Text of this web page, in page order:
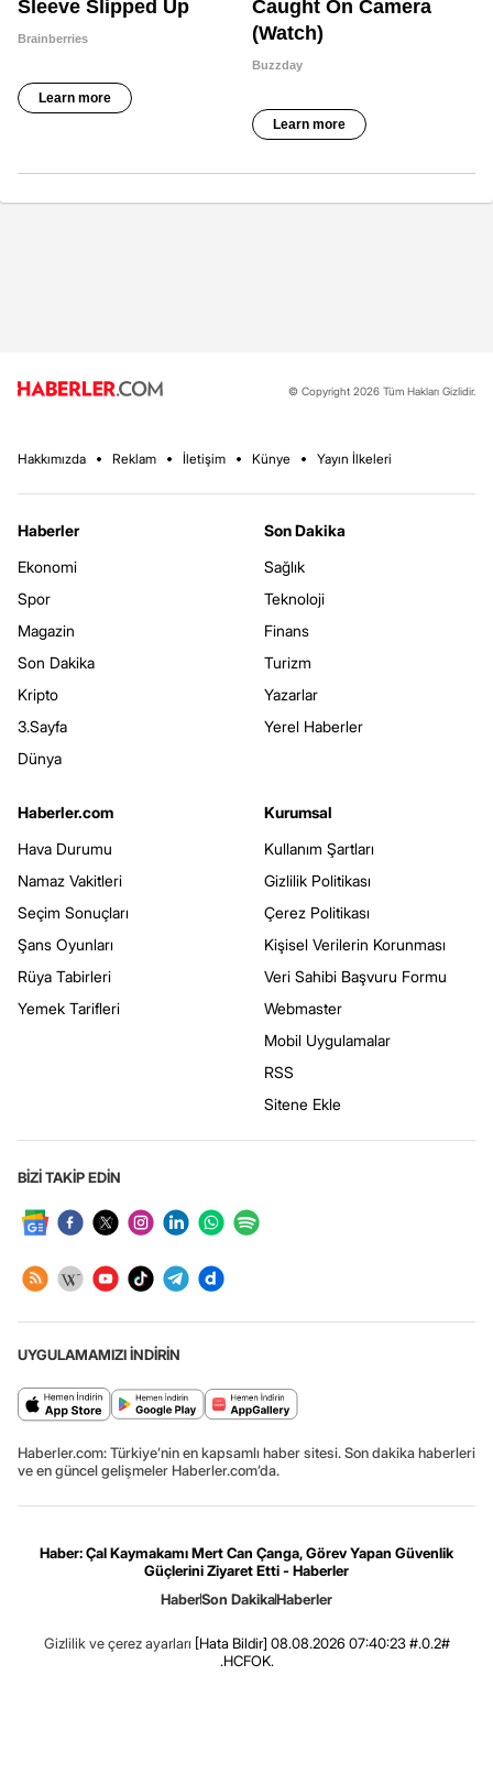
© Copyright 2026 Tüm Hakları Gizlidir.
Hakkımızda Reklam İletişim Künye Yayın İlkeleri
Haberler
Ekonomi
Spor
Magazin
Son Dakika
Kripto
3.Sayfa
Dünya
Son Dakika
Sağlık
Teknoloji
Finans
Turizm
Yazarlar
Yerel Haberler
Haberler.com
Hava Durumu
Namaz Vakitleri
Seçim Sonuçları
Şans Oyunları
Rüya Tabirleri
Yemek Tarifleri
Kurumsal
Kullanım Şartları
Gizlilik Politikası
Çerez Politikası
Kişisel Verilerin Korunması
Veri Sahibi Başvuru Formu
Webmaster
Mobil Uygulamalar
RSS
Sitene Ekle
BİZİ TAKİP EDİN
UYGULAMAMIZI İNDİRİN
Haberler.com: Türkiye’nin en kapsamlı haber sitesi. Son dakika haberleri
ve en güncel gelişmeler Haberler.com’da.
Haber: Çal Kaymakamı Mert Can Çanga, Görev Yapan Güvenlik
Güçlerini Ziyaret Etti - Haberler
HaberSon DakikaHaberler
Gizlilik ve çerez ayarları [Hata Bildir] 08.08.2026 07:40:23 #.0.2#
.HCFOK.